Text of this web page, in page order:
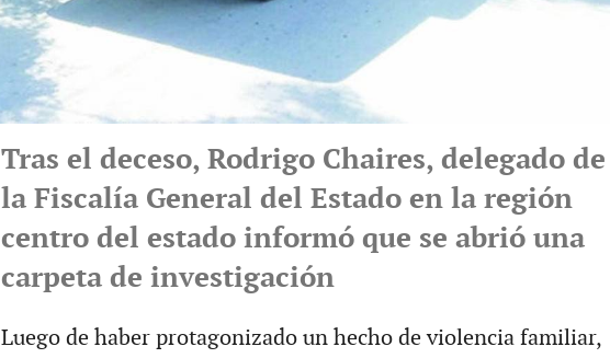
Tras el deceso, Rodrigo Chaires, delegado de
la Fiscalía General del Estado en la región
centro del estado informó que se abrió una
carpeta de investigación
Luego de haber protagonizado un hecho de violencia familiar,